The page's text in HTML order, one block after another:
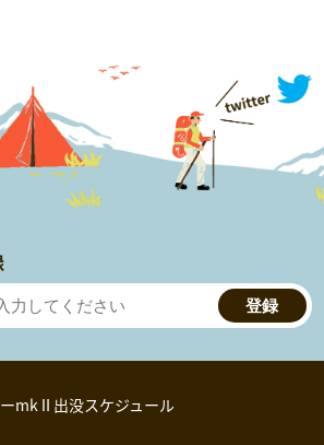
登録
mkⅡ出没スケジュール